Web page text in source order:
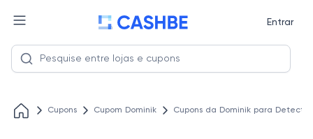
Entrar
Cupons Cupom Dominik Cupons da Dominik para